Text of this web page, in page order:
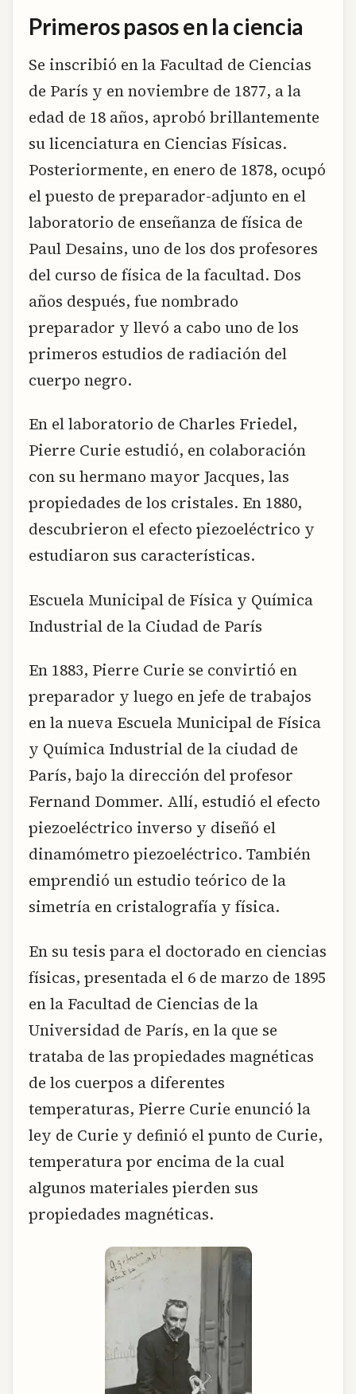
Primeros pasos en la ciencia
Se inscribió en la Facultad de Ciencias
de París y en noviembre de 1877, a la
edad de 18 años, aprobó brillantemente
su licenciatura en Ciencias Físicas.
Posteriormente, en enero de 1878, ocupó
el puesto de preparador-adjunto en el
laboratorio de enseñanza de física de
Paul Desains, uno de los dos profesores
del curso de física de la facultad. Dos
años después, fue nombrado
preparador y llevó a cabo uno de los
primeros estudios de radiación del
cuerpo negro.
En el laboratorio de Charles Friedel,
Pierre Curie estudió, en colaboración
con su hermano mayor Jacques, las
propiedades de los cristales. En 1880,
descubrieron el efecto piezoeléctrico y
estudiaron sus características.
Escuela Municipal de Física y Química
Industrial de la Ciudad de París
En 1883, Pierre Curie se convirtió en
preparador y luego en jefe de trabajos
en la nueva Escuela Municipal de Física
y Química Industrial de la ciudad de
París, bajo la dirección del profesor
Fernand Dommer. Allí, estudió el efecto
piezoeléctrico inverso y diseñó el
dinamómetro piezoeléctrico. También
emprendió un estudio teórico de la
simetría en cristalografía y física.
En su tesis para el doctorado en ciencias
físicas, presentada el 6 de marzo de 1895
en la Facultad de Ciencias de la
Universidad de París, en la que se
trataba de las propiedades magnéticas
de los cuerpos a diferentes
temperaturas, Pierre Curie enunció la
ley de Curie y definió el punto de Curie,
temperatura por encima de la cual
algunos materiales pierden sus
propiedades magnéticas.